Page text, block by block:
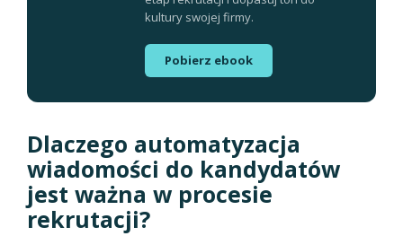
kultury swojej firmy.
Pobierz ebook
Dlaczego automatyzacja
wiadomości do kandydatów
jest ważna w procesie
rekrutacji?